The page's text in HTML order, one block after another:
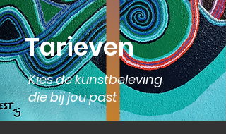
Tarieven
Kies de kunstbeleving
die bij jou past